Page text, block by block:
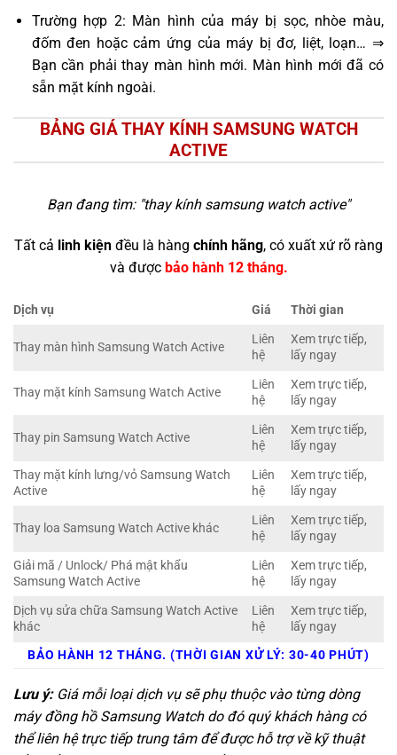
Trường hợp 2: Màn hình của máy bị sọc, nhòe màu,
đốm đen hoặc cảm ứng của máy bị đơ, liệt, loạn… ⇒
Bạn cần phải thay màn hình mới. Màn hình mới đã có
sẵn mặt kính ngoài.
BẢNG GIÁ THAY KÍNH SAMSUNG WATCH
ACTIVE
Bạn đang tìm: "thay kính samsung watch active"
Tất cả linh kiện đều là hàng chính hãng, có xuất xứ rõ ràng
và được bảo hành 12 tháng.
Dịch vụ Giá Thời gian
Thay màn hình Samsung Watch Active
Liên
hệ
Xem trực tiếp,
lấy ngay
Thay mặt kính Samsung Watch Active
Liên
hệ
Xem trực tiếp,
lấy ngay
Thay pin Samsung Watch Active
Liên
hệ
Xem trực tiếp,
lấy ngay
Thay mặt kính lưng/vỏ Samsung Watch
Active
Liên
hệ
Xem trực tiếp,
lấy ngay
Thay loa Samsung Watch Active khác
Liên
hệ
Xem trực tiếp,
lấy ngay
Giải mã / Unlock/ Phá mật khẩu
Samsung Watch Active
Liên
hệ
Xem trực tiếp,
lấy ngay
Dịch vụ sửa chữa Samsung Watch Active
khác
Liên
hệ
Xem trực tiếp,
lấy ngay
BẢO HÀNH 12 THÁNG. (THỜI GIAN XỬ LÝ: 30-40 PHÚT)
Lưu ý:Giá mỗi loại dịch vụ sẽ phụ thuộc vào từng dòng
máy đồng hồ Samsung Watch do đó quý khách hàng có
thể liên hệ trực tiếp trung tâm để được hỗ trợ về kỹ thuật